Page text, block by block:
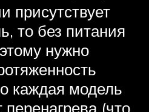
присутствует
то без питания
нужно
каждая модель
(что